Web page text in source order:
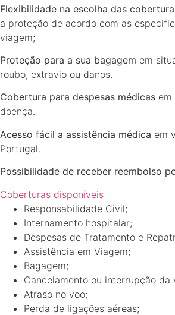
Flexibilidade na escolha das
a proteção de acordo com as
viagem;
Proteção para a sua bagagem em
roubo, extravio ou danos.
Cobertura para despesas médicas em
doença.
Acesso fácil a assistência médica em
Portugal.
Possibilidade de receber reembolso
Coberturas disponíveis
Responsabilidade Civil;
Internamento hospitalar;
Despesas de Tratamento e
Assistência em Viagem;
Bagagem;
Cancelamento ou interrupção da
Atraso no voo;
Perda de ligações aéreas;